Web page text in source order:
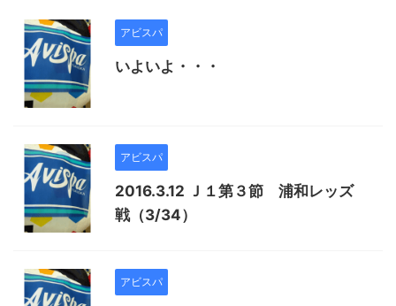
アビスパ
いよいよ・・・
アビスパ
2016.3.12 Ｊ１第３節 浦和レッズ
戦（3/34）
アビスパ